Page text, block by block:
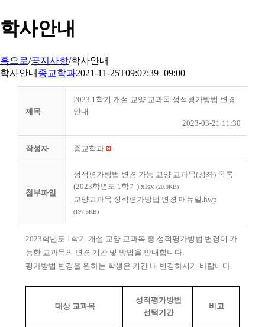
학사안내
홈으로/공지사항/학사안내
학사안내 종교학과2021-11-25T09:07:39+09:00
제목
2023.1학기 개설 교양 교과목 성적평가방법 변경
안내
2023-03-21 11:30
작성자 종교학과
첨부파일
성적평가방법 변경 가능 교양 교과목(강좌) 목록
(2023학년도 1학기).xlsx (20.9KB)
교양교과목 성적평가방법 변경 매뉴얼.hwp
(197.5KB)
2023학년도 1학기 개설 교양 교과목 중 성적평가방법 변경이 가
능한 교과목의 변경 기간 및 방법을 안내합니다.
평가방법 변경을 원하는 학생은 기간 내 변경하시기 바랍니다.
대상 교과목
성적평가방법
선택기간
비고